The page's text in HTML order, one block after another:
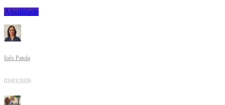
Atualidade
Inês Patola
03/03/2026